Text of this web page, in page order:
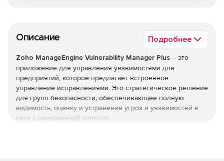
Описание Подробнее
Zoho ManageEngine Vulnerability Manager Plus – это
приложение для управления уязвимостями для
предприятий, которое предлагает встроенное
управление исправлениями. Это стратегическое решение
для групп безопасности, обеспечивающее полную
видимость, оценку и устранение угроз и уязвимостей в
сети с центральной консоли.